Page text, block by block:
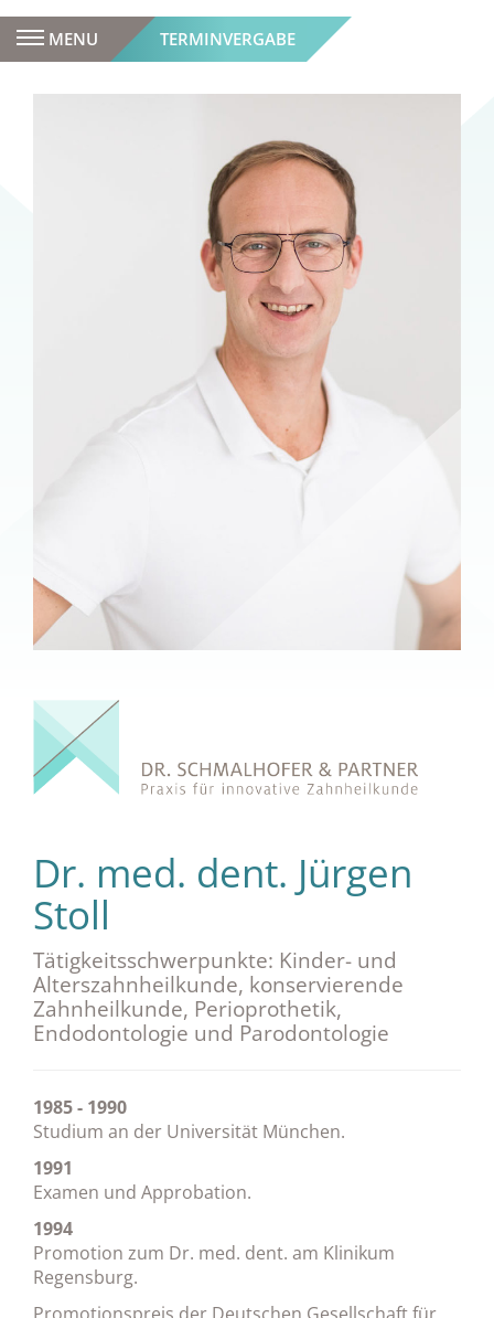
MENU TERMINVERGABE
Dr. med. dent. Jürgen
Stoll
Tätigkeitsschwerpunkte: Kinder- und
Alterszahnheilkunde, konservierende
Zahnheilkunde, Perioprothetik,
Endodontologie und Parodontologie
1985 - 1990
Studium an der Universität München.
1991
Examen und Approbation.
1994
Promotion zum Dr. med. dent. am Klinikum
Regensburg.